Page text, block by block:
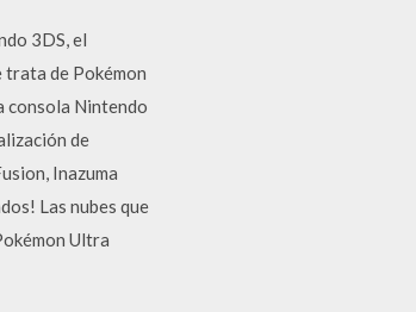
3DS, el
trata de Pokémon
consola Nintendo
de
Inazuma
Las nubes que
Ultra